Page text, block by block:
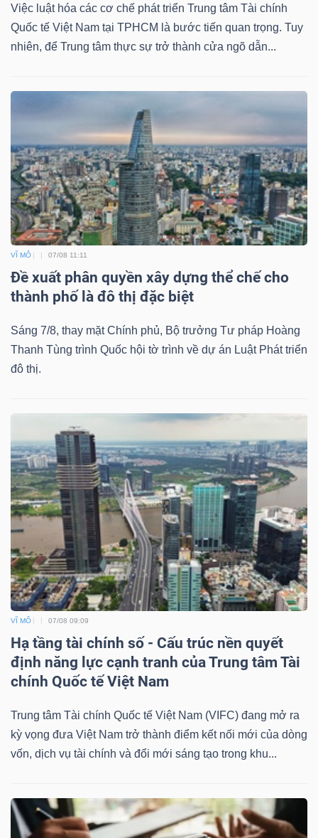
Việc luật hóa các cơ chế phát triển Trung tâm Tài chính
Quốc tế Việt Nam tại TPHCM là bước tiến quan trọng. Tuy
nhiên, để Trung tâm thực sự trở thành cửa ngõ dẫn...
VĨ MÔ 07/08 11:11
Đề xuất phân quyền xây dựng thể chế cho
thành phố là đô thị đặc biệt
Sáng 7/8, thay mặt Chính phủ, Bộ trưởng Tư pháp Hoàng
Thanh Tùng trình Quốc hội tờ trình về dự án Luật Phát triển
đô thị.
VĨ MÔ 07/08 09:09
Hạ tầng tài chính số - Cấu trúc nền quyết
định năng lực cạnh tranh của Trung tâm Tài
chính Quốc tế Việt Nam
Trung tâm Tài chính Quốc tế Việt Nam (VIFC) đang mở ra
kỳ vọng đưa Việt Nam trở thành điểm kết nối mới của dòng
vốn, dịch vụ tài chính và đổi mới sáng tạo trong khu...